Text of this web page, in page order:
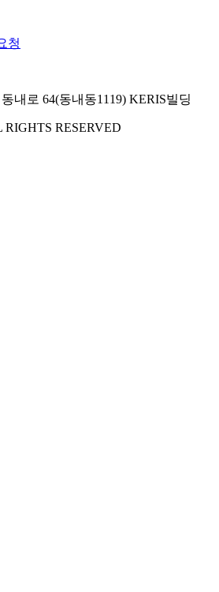
청
내로 64(동내동1119) KERIS빌딩
RESERVED